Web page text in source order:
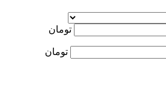
تومان
تومان